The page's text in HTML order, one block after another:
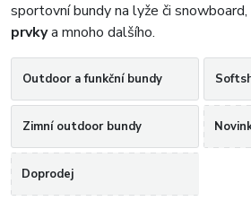
sportovní bundy na lyže či snowboard,
prvkya mnoho dalšího.
Outdoor a funkční bundy
Zimní outdoor bundy
Doprodej